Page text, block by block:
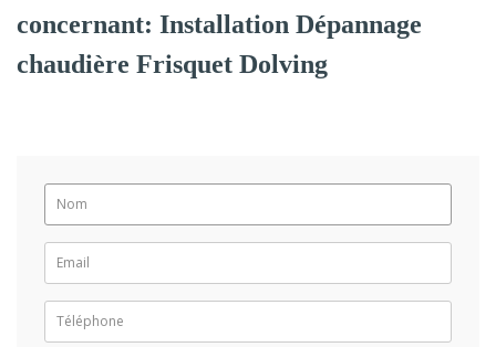
concernant: Installation Dépannage
chaudière Frisquet Dolving